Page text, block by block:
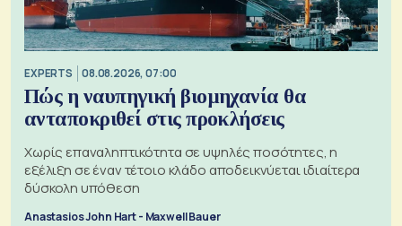
EXPERTS 08.08.2026, 07:00
Πώς η ναυπηγική βιομηχανία θα
ανταποκριθεί στις προκλήσεις
Χωρίς επαναληπτικότητα σε υψηλές ποσότητες, η
εξέλιξη σε έναν τέτοιο κλάδο αποδεικνύεται ιδιαίτερα
δύσκολη υπόθεση
Anastasios John Hart - Maxwell Bauer